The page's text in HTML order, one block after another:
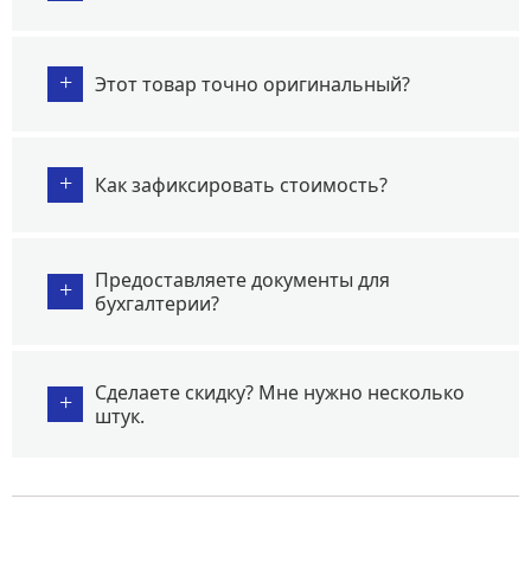
+ Этот товар точно оригинальный?
+ Как зафиксировать стоимость?
+
Предоставляете документы для
бухгалтерии?
+
Сделаете скидку? Мне нужно несколько
штук.